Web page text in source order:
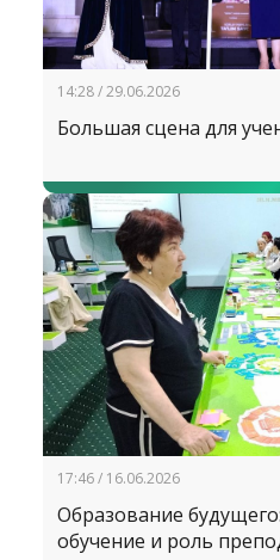
14:28 / 29.06.2026
Большая сцена для
17:46 / 16.06.2026
Образование
обучение и роль